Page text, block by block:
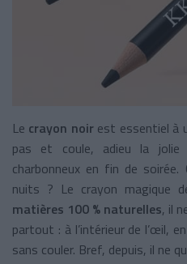
Le crayon noirest essentiel à
pas et coule, adieu la
charbonneux en fin de
nuits ? Le crayon magique
matières 100 % naturelles, il
partout : à l’intérieur de l’œil,
sans couler. Bref, depuis, il ne